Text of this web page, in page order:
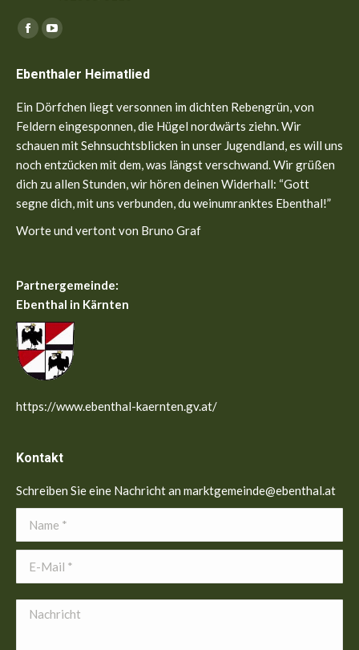
Finden Sie uns auf:
Facebook
opens
in
new
window
YouTube
opens
in
new
window
Ebenthaler Heimatlied
Ein Dörfchen liegt versonnen im dichten Rebengrün, von
Feldern eingesponnen, die Hügel nordwärts ziehn. Wir
schauen mit Sehnsuchtsblicken in unser Jugendland, es will uns
noch entzücken mit dem, was längst verschwand. Wir grüßen
dich zu allen Stunden, wir hören deinen Widerhall: “Gott
segne dich, mit uns verbunden, du weinumranktes Ebenthal!”
Worte und vertont von Bruno Graf
Partnergemeinde:
Ebenthal in Kärnten
https://www.ebenthal-kaernten.gv.at/
Kontakt
Schreiben Sie eine Nachricht an marktgemeinde@ebenthal.at
Name *
E-Mail *
Nachricht